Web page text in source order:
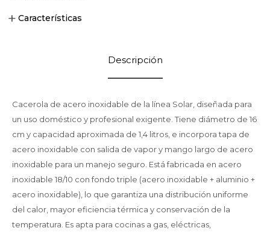
Características
Descripción
Cacerola de acero inoxidable de la línea Solar, diseñada para
un uso doméstico y profesional exigente. Tiene diámetro de 16
cm y capacidad aproximada de 1,4 litros, e incorpora tapa de
acero inoxidable con salida de vapor y mango largo de acero
inoxidable para un manejo seguro. Está fabricada en acero
inoxidable 18/10 con fondo triple (acero inoxidable + aluminio +
acero inoxidable), lo que garantiza una distribución uniforme
del calor, mayor eficiencia térmica y conservación de la
temperatura. Es apta para cocinas a gas, eléctricas,